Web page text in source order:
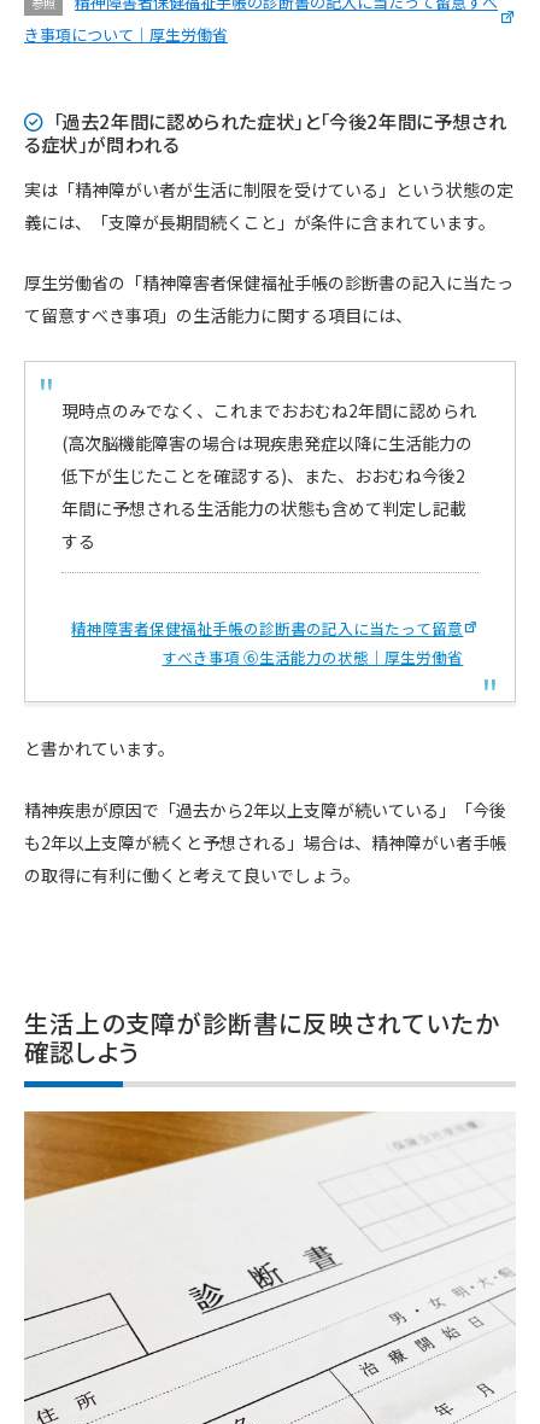
き事項について｜厚生労働省
「過去2年間に認められた症状」と「今後2年間に予想され
る症状」が問われる
実は「精神障がい者が生活に制限を受けている」という状態の定
義には、「支障が長期間続くこと」が条件に含まれています。
厚生労働省の「精神障害者保健福祉手帳の診断書の記入に当たっ
て留意すべき事項」の生活能力に関する項目には、
現時点のみでなく、これまでおおむね2年間に認められ
(高次脳機能障害の場合は現疾患発症以降に生活能力の
低下が生じたことを確認する)、また、おおむね今後2
年間に予想される生活能力の状態も含めて判定し記載
する
精神障害者保健福祉手帳の診断書の記入に当たって留意
すべき事項 ⑥生活能力の状態｜厚生労働省
と書かれています。
精神疾患が原因で「過去から2年以上支障が続いている」「今後
も2年以上支障が続くと予想される」場合は、精神障がい者手帳
の取得に有利に働くと考えて良いでしょう。
生活上の支障が診断書に反映されていたか
確認しよう